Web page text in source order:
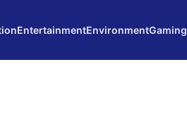
EntertainmentEnvironmentGaming